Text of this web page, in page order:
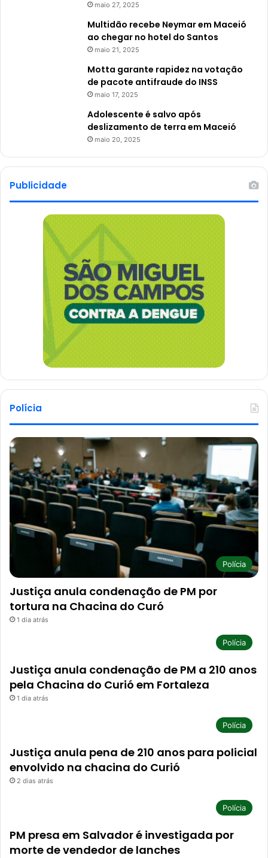
maio 27, 2025
Multidão recebe Neymar em Maceió
ao chegar no hotel do Santos
maio 21, 2025
Motta garante rapidez na votação
de pacote antifraude do INSS
maio 17, 2025
Adolescente é salvo após
deslizamento de terra em Maceió
maio 20, 2025
Publicidade
Polícia
Polícia
Justiça anula condenação de PM por
tortura na Chacina do Curó
1 dia atrás
Polícia
Justiça anula condenação de PM a 210 anos
pela Chacina do Curió em Fortaleza
1 dia atrás
Polícia
Justiça anula pena de 210 anos para policial
envolvido na chacina do Curió
2 dias atrás
Polícia
PM presa em Salvador é investigada por
morte de vendedor de lanches